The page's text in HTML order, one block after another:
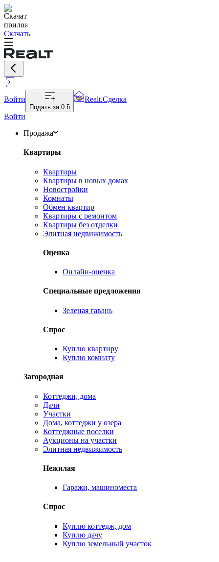
Скачать
Войти
Подать за 0 ƃ
Realt.Сделка
Войти
Продажа
Квартиры
Квартиры
Квартиры в новых домах
Новостройки
Комнаты
Обмен квартир
Квартиры с ремонтом
Квартиры без отделки
Элитная недвижимость
Оценка
Онлайн-оценка
Специальные предложения
Зеленая гавань
Спрос
Куплю квартиру
Куплю комнату
Загородная
Коттеджи, дома
Дачи
Участки
Дома, коттеджи у озера
Коттеджные поселки
Аукционы на участки
Элитная недвижимость
Нежилая
Гаражи, машиноместа
Спрос
Куплю коттедж, дом
Куплю дачу
Куплю земельный участок